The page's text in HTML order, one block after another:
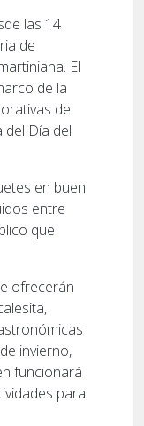
las 14
de
El
de la
del
del Día del
en buen
entre
que
ofrecerán
invierno,
funcionará
para